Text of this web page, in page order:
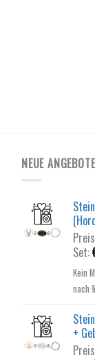
NEUE ANGEBOTE
Set:
Kein
nach
+